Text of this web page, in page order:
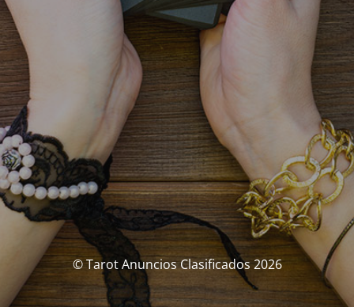
© Tarot Anuncios Clasificados 2026